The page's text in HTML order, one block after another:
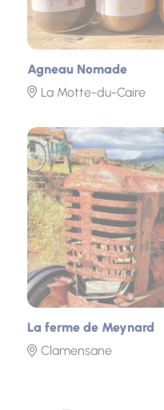
Agneau Nomade
La Motte-du-Caire
La ferme de Meynard
Clamensane
Photo